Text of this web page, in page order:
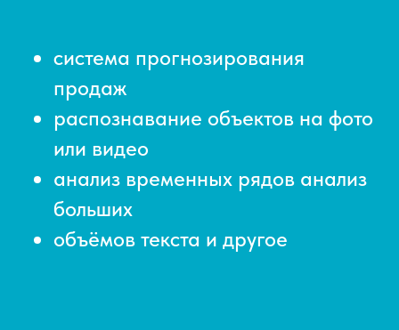
система прогнозирования
продаж
распознавание объектов на фото
или видео
анализ временных рядов анализ
больших
объёмов текста и другое